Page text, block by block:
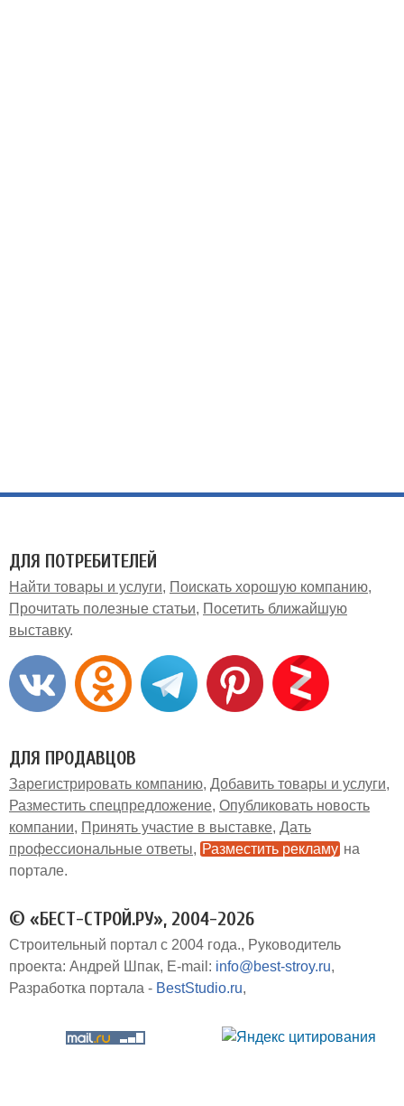
ДЛЯ ПОТРЕБИТЕЛЕЙ
Найти товары и услуги
Поискать хорошую компанию
Прочитать полезные статьи
Посетить ближайшую
выставку
ДЛЯ ПРОДАВЦОВ
Зарегистрировать компанию Добавить товары и услуги
Разместить спецпредложение Опубликовать новость
компании
Принять участие в выставке Дать
профессиональные ответы
Разместить рекламу на
портале
© «БЕСТ-СТРОЙ.РУ», 2004-2026
Строительный портал с 2004 года.
Руководитель
проекта: Андрей Шпак E-mail: info@best-stroy.ru
Разработка портала - BestStudio.ru